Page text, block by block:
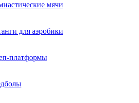
мячи
для аэробики
платформы